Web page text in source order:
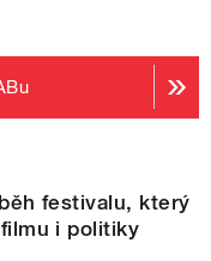
festivalu, který
i politiky